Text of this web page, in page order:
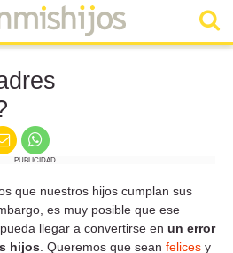
PUBLICIDAD
que nuestros hijos cumplan sus
es muy posible que ese
llegar a convertirse en un error
hijos. Queremos que sean felices y